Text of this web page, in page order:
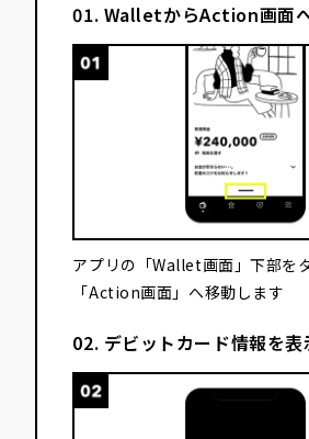
01. WalletからAction画面
アプリの「Wallet画面」下部を
「Action画面」へ移動します
02. デビットカード情報を表